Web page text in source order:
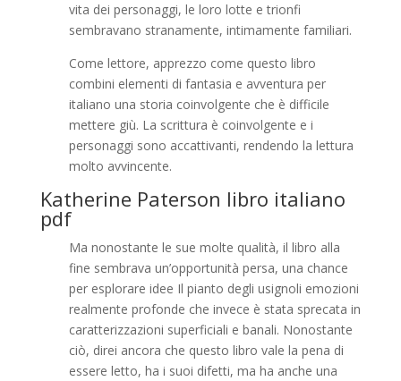
vita dei personaggi, le loro lotte e trionfi
sembravano stranamente, intimamente familiari.
Come lettore, apprezzo come questo libro
combini elementi di fantasia e avventura per
italiano una storia coinvolgente che è difficile
mettere giù. La scrittura è coinvolgente e i
personaggi sono accattivanti, rendendo la lettura
molto avvincente.
Katherine Paterson libro italiano
pdf
Ma nonostante le sue molte qualità, il libro alla
fine sembrava un’opportunità persa, una chance
per esplorare idee Il pianto degli usignoli emozioni
realmente profonde che invece è stata sprecata in
caratterizzazioni superficiali e banali. Nonostante
ciò, direi ancora che questo libro vale la pena di
essere letto, ha i suoi difetti, ma ha anche una